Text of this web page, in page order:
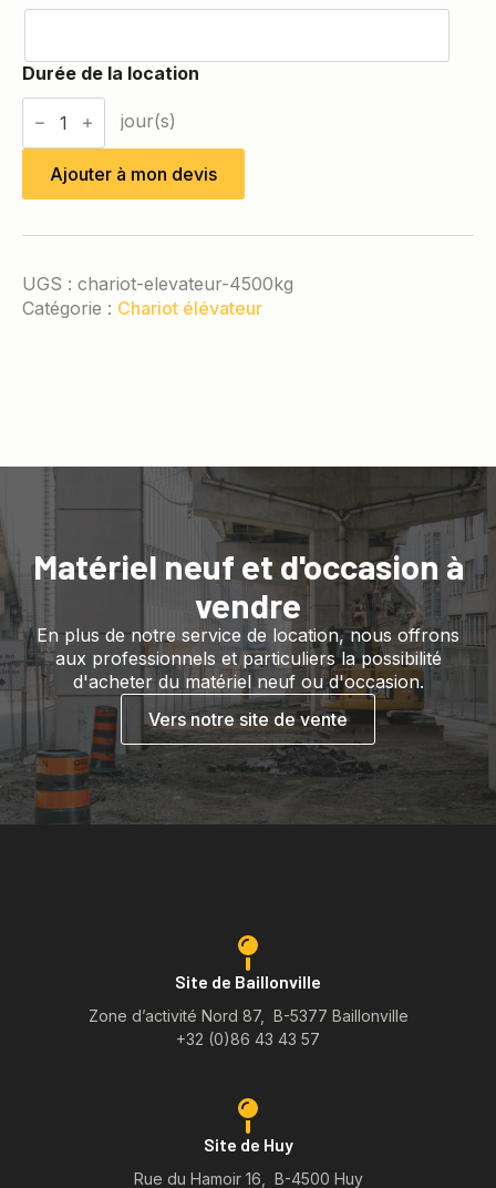
quantité
de
élévateur
4,5TAjouter à mon devis
UGS : chariot-elevateur-4500kg
Catégorie : Chariot élévateur
Matériel neuf et d'occasion à
vendre
En plus de notre service de location, nous offrons
aux professionnels et particuliers la possibilité
d'acheter du matériel neuf ou d'occasion.
Vers notre site de vente
Site de Baillonville
Zone d’activité Nord 87, B-5377 Baillonville
+32 (0)86 43 43 57
Site de Huy
Rue du Hamoir 16, B-4500 Huy